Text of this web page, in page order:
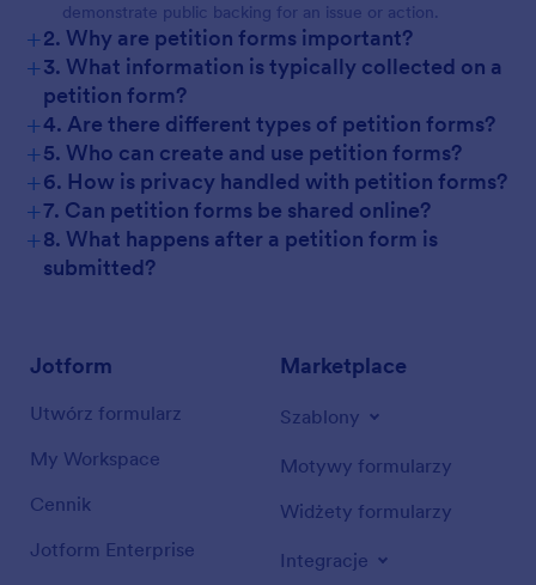
demonstrate public backing for an issue or action.
+2. Why are petition forms important?
+3. What information is typically collected on a
petition form?
+4. Are there different types of petition forms?
+5. Who can create and use petition forms?
+6. How is privacy handled with petition forms?
+7. Can petition forms be shared online?
+8. What happens after a petition form is
submitted?
Jotform
Utwórz formularz
My Workspace
Cennik
Jotform Enterprise
Marketplace
Szablony
Motywy formularzy
Widżety formularzy
Integracje